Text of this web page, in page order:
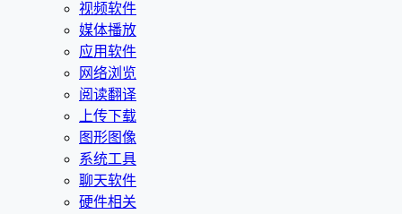
视频软件
媒体播放
应用软件
网络浏览
阅读翻译
上传下载
图形图像
系统工具
聊天软件
硬件相关